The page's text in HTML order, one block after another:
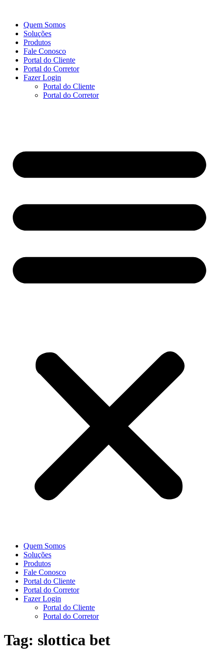
conteúdo
Quem Somos
Soluções
Produtos
Fale Conosco
Portal do Cliente
Portal do Corretor
Fazer Login
Portal do Cliente
Portal do Corretor
Quem Somos
Soluções
Produtos
Fale Conosco
Portal do Cliente
Portal do Corretor
Fazer Login
Portal do Cliente
Portal do Corretor
Tag: slottica bet